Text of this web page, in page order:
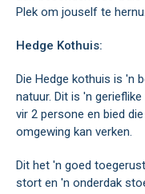
Plek om jouself te hernu.
Hedge Kothuis:
Die Hedge kothuis is 'n
natuur. Dit is 'n
vir 2 persone en bied
omgewing kan verken.
Dit het 'n goed
stort en 'n onderdak